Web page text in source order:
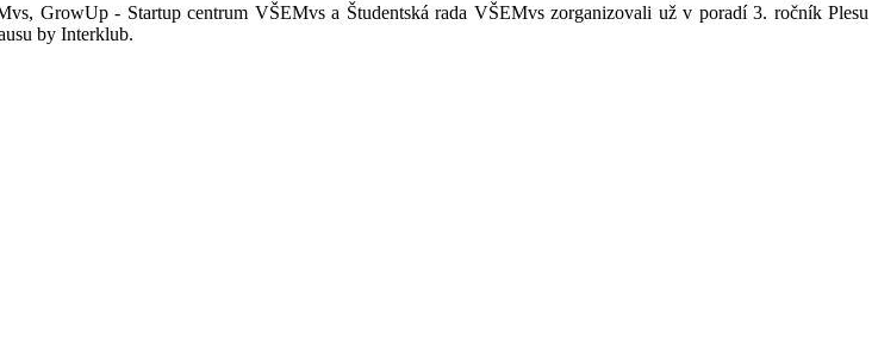
GrowUp - Startup centrum VŠEMvs a Študentská rada VŠEMvs zorganizovali už v poradí 3. ročník Plesu
by Interklub.